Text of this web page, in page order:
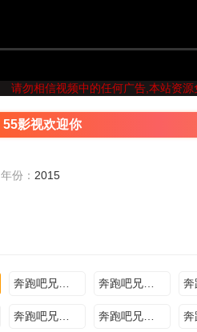
请勿相信视频中的任何广告,本站资
55影视欢迎你
年份： 2015
奔跑吧兄弟三季2015.11.13 奔跑吧兄弟三季2015.11.20
奔跑吧兄弟三季2016.01.08 奔跑吧兄弟三季2016.01.15